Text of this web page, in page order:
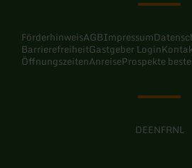
FörderhinweisAGBImpressum
BarrierefreiheitGastgeber Login
ÖffnungszeitenAnreiseProspekte
DEENFRNL